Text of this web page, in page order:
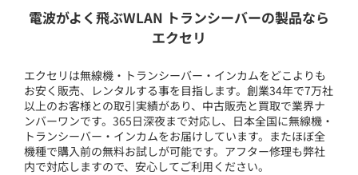
電波がよく飛ぶWLAN トランシーバーの製品なら
エクセリ
エクセリは無線機・トランシーバー・インカムをどこよりも
お安く販売、レンタルする事を目指します。創業34年で7万社
以上のお客様との取引実績があり、中古販売と買取で業界ナ
ンバーワンです。365日深夜まで対応し、日本全国に無線機・
トランシーバー・インカムをお届けしています。またほぼ全
機種で購入前の無料お試しが可能です。アフター修理も弊社
内で対応しますので、安心してご利用ください。